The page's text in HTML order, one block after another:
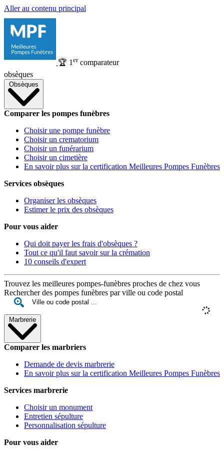
Aller au contenu principal
🏆 1 ercomparateur
obsèques
Obsèques
Comparer les pompes funèbres
Choisir une pompe funèbre
Choisir un crematorium
Choisir un funérarium
Choisir un cimetière
En savoir plus sur la certification Meilleures Pompes Funèbres
Services obsèques
Organiser les obsèques
Estimer le prix des obsèques
Pour vous aider
Qui doit payer les frais d'obsèques ?
Tout ce qu'il faut savoir sur la crémation
10 conseils d'expert
Trouvez les meilleures pompes-funèbres proches de chez vous
Rechercher des pompes funèbres par ville ou code postal
Marbrerie
Comparer les marbriers
Demande de devis marbrerie
En savoir plus sur la certification Meilleures Pompes Funèbres
Services marbrerie
Choisir un monument
Entretien sépulture
Personnalisation sépulture
Pour vous aider